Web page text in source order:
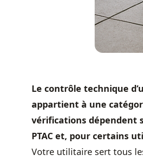
Le contrôle technique
appartient à une
vérifications dépendent
PTAC et, pour certains
Votre utilitaire sert tous